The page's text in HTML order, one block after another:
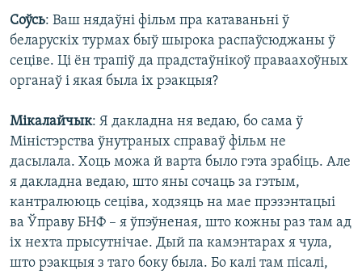
Соўсь: Ваш нядаўні фільм пра катаваньні ў
беларускіх турмах быў шырока распаўсюджаны ў
сеціве. Ці ён трапіў да прадстаўнікоў праваахоўных
органаў і якая была іх рэакцыя?
Мікалайчык: Я дакладна ня ведаю, бо сама ў
Міністэрства ўнутраных справаў фільм не
дасылала. Хоць можа й варта было гэта зрабіць. Але
я дакладна ведаю, што яны сочаць за гэтым,
кантралююць сеціва, ходзяць на мае прэзэнтацыі
ва Ўправу БНФ – я ўпэўненая, што кожны раз там ад
іх нехта прысутнічае. Дый па камэнтарах я чула,
што рэакцыя з таго боку была. Бо калі там пісалі,